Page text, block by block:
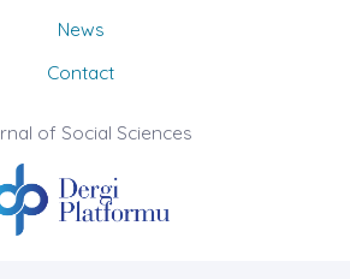
News
Contact
of Social Sciences